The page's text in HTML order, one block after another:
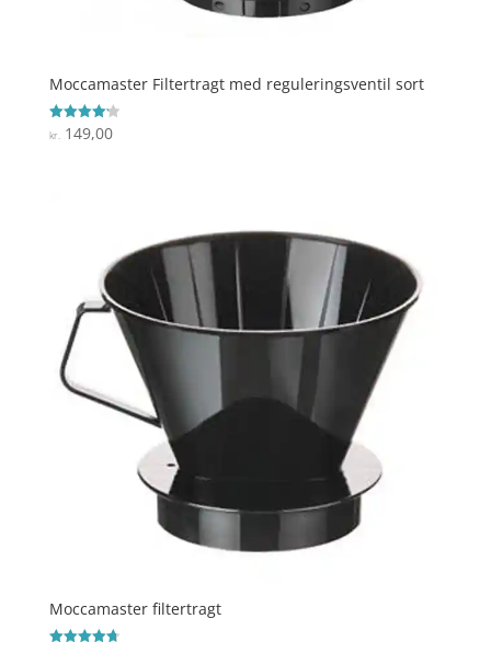
Moccamaster Filtertragt med reguleringsventil sort
Vurderet
4.2
kr.149,00
Moccamaster filtertragt